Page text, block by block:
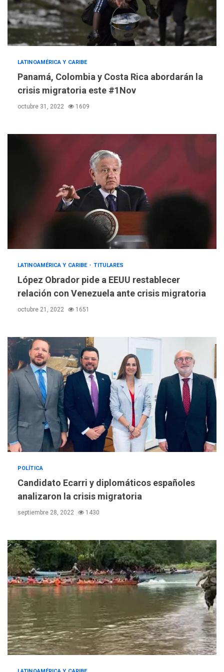
LATINOAMÉRICA Y CARIBE
Panamá, Colombia y Costa Rica abordarán la
crisis migratoria este #1Nov
octubre 31, 2022 1609
LATINOAMÉRICA Y CARIBE TITULARES
López Obrador pide a EEUU restablecer
relación con Venezuela ante crisis migratoria
octubre 21, 2022 1651
POLÍTICA
Candidato Ecarri y diplomáticos españoles
analizaron la crisis migratoria
septiembre 28, 2022 1430
POLÍTICA
TITULARES